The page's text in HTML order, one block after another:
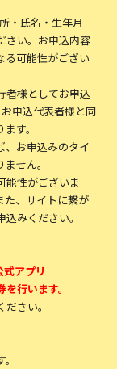
・氏名・生年月
さい。お申込内容
る可能性がござい
者様としてお申込
申込代表者様と同
す。
、お申込みのタイ
せん。
能性がございま
た、サイトに繋が
みください。
アプリ
行います。
さい。